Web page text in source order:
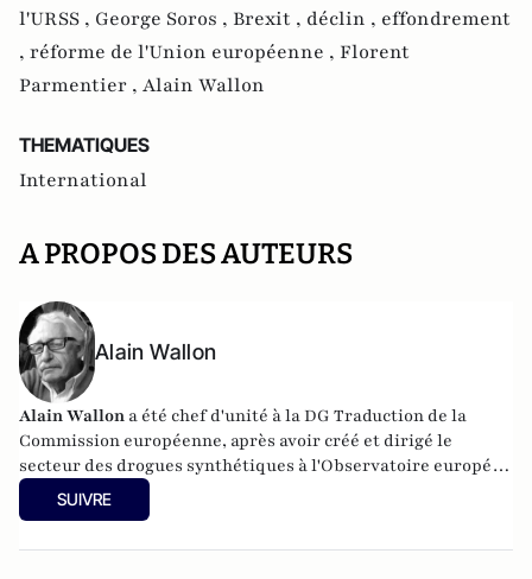
l'URSS , George Soros , Brexit , déclin , effondrement
, réforme de l'Union européenne , Florent
Parmentier , Alain Wallon
THEMATIQUES
International
A PROPOS DES AUTEURS
Alain Wallon
Alain Wallon a été chef d'unité à la DG Traduction de la
Commission européenne, après avoir créé et dirigé le
secteur des drogues synthétiques à l'Observatoire européen
des drogues et des toxicomanies, agence de l'UE sise à
Lisbonne. C'est aussi un ancien journaliste, chef dans les
SUIVRE